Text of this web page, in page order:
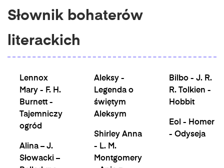
Słownik bohaterów
literackich
Lennox
Mary - F. H.
Burnett -
Tajemniczy
ogród
Alina – J.
Słowacki –
Aleksy -
Legenda o
świętym
Aleksym
Shirley Anna
- L. M.
Montgomery
Bilbo - J. R.
R. Tolkien -
Hobbit
Eol - Homer
- Odyseja